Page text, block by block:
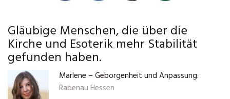
Gläubige Menschen, die über die
Kirche und Esoterik mehr Stabilität
gefunden haben.
Marlene – Geborgenheit und Anpassung.
Rabenau Hessen